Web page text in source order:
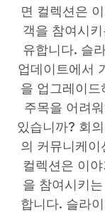
면 컬렉션은
객을 참여시
유합니다. 슬
업데이트에서
을 업그레이
주목을 어려
있습니까? 회
의 커뮤니케
컬렉션은 이
을 참여시키
합니다. 슬라